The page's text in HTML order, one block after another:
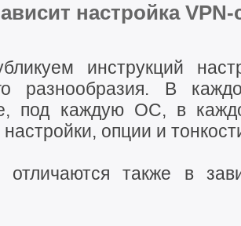
настройка
инструкций
разнообразия. В
под каждую ОС, в
настройки, опции и
отличаются также в